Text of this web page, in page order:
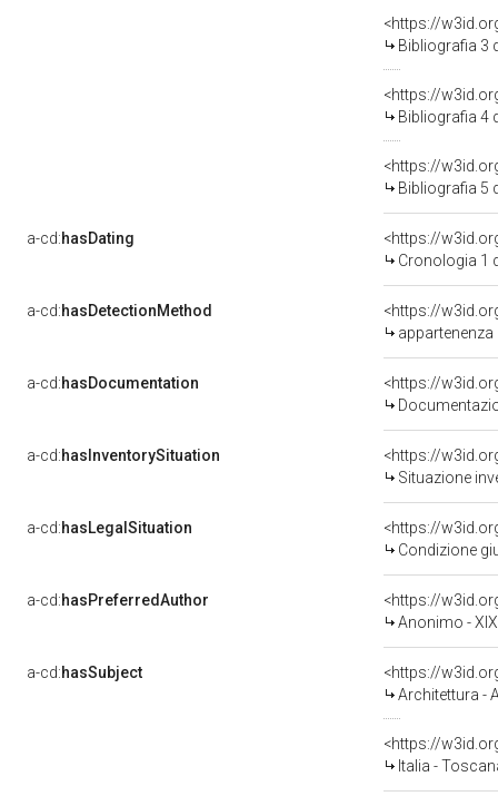
<https://
Bibliografia 3
<https://
Bibliografia 4
<https://
Bibliografia 5
a-cd:hasDating
<https://
Cronologia 1
a-cd:hasDetectionMethod
a-cd:hasDocumentation
a-cd:hasInventorySituation
<https://
Situazione
a-cd:hasLegalSituation
<https://
Condizione
a-cd:hasPreferredAuthor
<https://
Anonimo -
a-cd:hasSubject
<https://
Architettura -
<https://
Italia -